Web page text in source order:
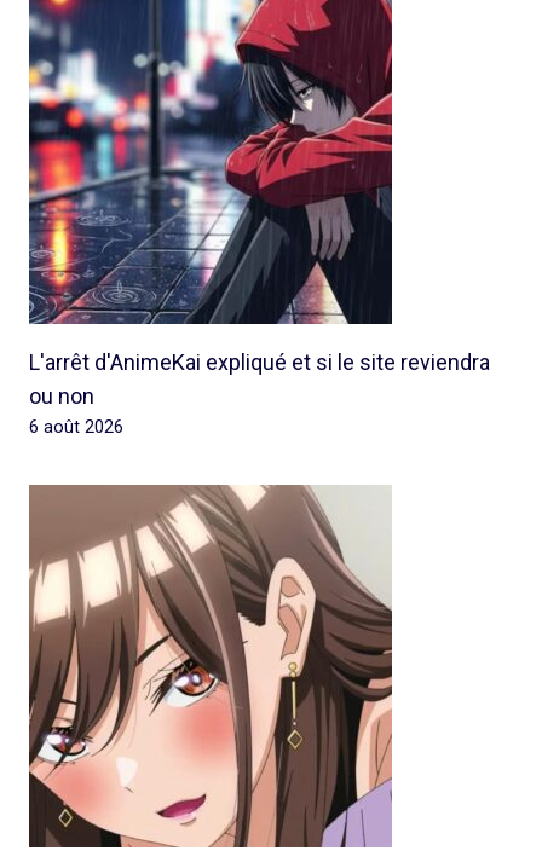
L'arrêt d'AnimeKai expliqué et si le site reviendra
ou non
6 août 2026